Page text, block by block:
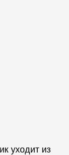
уходит из